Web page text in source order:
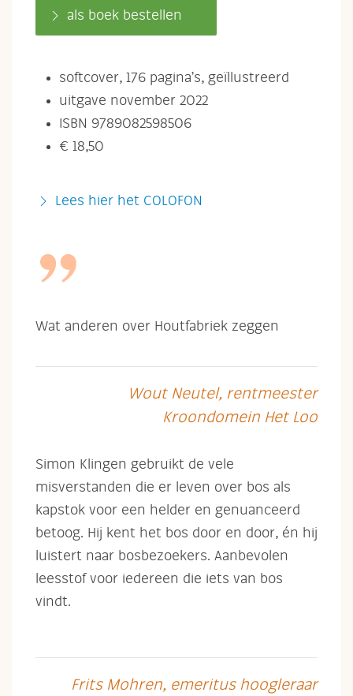
als boek bestellen
softcover, 176 pagina’s, geïllustreerd
uitgave november 2022
ISBN 9789082598506
€ 18,50
Lees hier het COLOFON
Wat anderen over Houtfabriek zeggen
Wout Neutel, rentmeester
Kroondomein Het Loo
Simon Klingen gebruikt de vele
misverstanden die er leven over bos als
kapstok voor een helder en genuanceerd
betoog. Hij kent het bos door en door, én hij
luistert naar bosbezoekers. Aanbevolen
leesstof voor iedereen die iets van bos
vindt.
Frits Mohren, emeritus hoogleraar